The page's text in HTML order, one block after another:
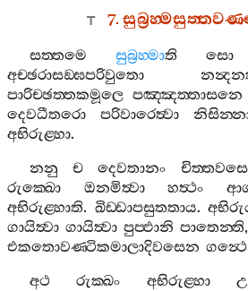
7.
සත‍්තමෙ සුබ්‍රහ‍්මාති සො
අච‍්ඡරාසඞ‍්ඝපරිවුතො
පාරිච‍්ඡත‍්තකමූලෙ පඤ‍්ඤත‍්තාසනෙ
දෙවධීතරො
පරිවාරෙත්‍වා
අභිරුළ‍්හා.
නනු
ච දෙවතානං
රුක‍්ඛො
ඔනමිත්‍වා හත්‍ථං
අභිරුළ‍්හාති. ඛිඩ‍්ඩාපසුතතාය.
ගායිත්‍වා ගායිත්‍වා පුප‍්ඵානි පාතෙන‍්ති,
එකතොවණ‍්ටිකමාලාදිවසෙන
අථ
රුක‍්ඛං අභිරුළ‍්හා